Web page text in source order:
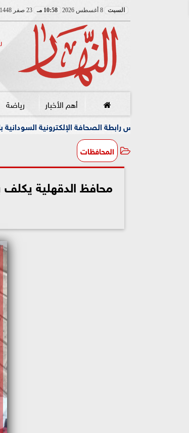
السبت 8 أغسطس 2026 10:58 مـ 23 صفر 1448
أهم الأخبار رياضة
الصحافة الإلكترونية السودانية بالقاهرة: الرحلات
المحافظات
محافظ الدقهلية يكلف